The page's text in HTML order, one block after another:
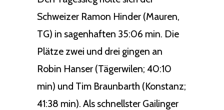
Schweizer Ramon Hinder (Mauren,
TG) in sagenhaften 35:06 min. Die
Plätze zwei und drei gingen an
Robin Hanser (Tägerwilen; 40:10
min) und Tim Braunbarth (Konstanz;
41:38 min). Als schnellster Gailinger